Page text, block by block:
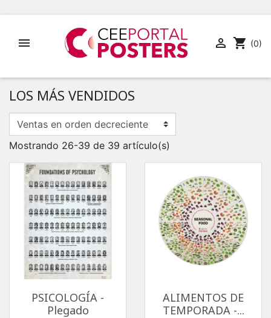
  shopping_cart (0)
LOS MÁS VENDIDOS
Mostrando 26-39 de 39 artículo(s)
PSICOLOGÍA -
Plegado
ALIMENTOS DE
TEMPORADA -...